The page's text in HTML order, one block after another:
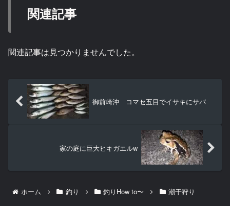
関連記事
関連記事は見つかりませんでした。
御前崎沖 コマセ五目でイサキにサバ
家の庭に巨大ヒキガエルw
ホーム 釣り 釣りHow to〜 潮干狩り